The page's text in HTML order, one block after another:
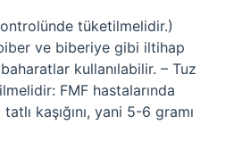
tüketilmelidir.)
ve biberiye gibi iltihap
kullanılabilir. – Tuz
FMF hastalarında
kaşığını, yani 5-6 gramı